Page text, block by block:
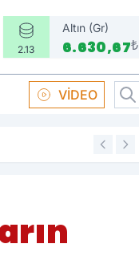
2.13
Altın (Gr)
6.630,67₺
VİDEO
16:58